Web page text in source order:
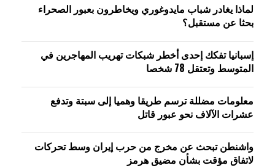
لماذا يغادر شباب مايدوغوري ويخاطرون بعبور الصحراء
بحثا عن مستقبل؟
إسبانيا تفكك إحدى أخطر شبكات تهريب المهاجرين في
المتوسط وتعتقل 78 شخصا
معلومات مضللة ترسم طريقا وهميا إلى سبتة وتدفع
عشرات الآلاف نحو عبور قاتل
واشنطن تبحث عن مخرج من حرب إيران وسط تحركات
لاتفاق مؤقت بشأن مضيق هرمز